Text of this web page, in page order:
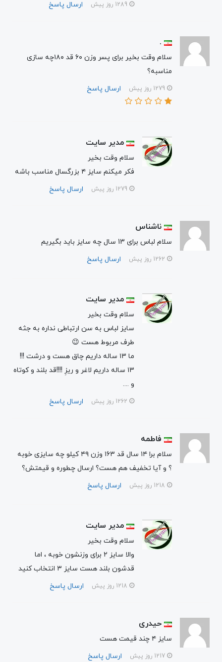
ارسال پاسخ
.
سلام وقت بخیر برای پسر وزن ۶۰ قد ۱۸۰چه سازی
مناسبه؟
ارسال پاسخ
مدیر سایت
سلام وقت بخیر
فکر میکنم سایز ۴ بزرگسال مناسب باشه
ارسال پاسخ
ناشناس
سلام لباس برای 13 سال چه سایز باید بگیریم
ارسال پاسخ
مدیر سایت
سلام وقت بخیر
سایز لباس به سن ارتباطی نداره به جثه
طرف مربوط هست 😉
ما ۱۳ ساله داریم چاق هست و درشت !!!
۱۳ ساله داریم لاغر و ریزِ !!!!قد بلند و کوتاه
و ....
ارسال پاسخ
فاطمه
سلام برا ۱۴ سال قد ۱۶۳ وزن ۴۹ کیلو چه سایزی خوبه
؟ و آیا تخفیف هم هست؟ ارسال چطوره و قیمتش؟
ارسال پاسخ
مدیر سایت
سلام وقت بخیر
والا سایز ۲ برای وزنشون خوبه ، اما
قدشون بلند هست سایز ۳ انتخاب کنید
ارسال پاسخ
حیدری
سایز ۴ چند قیمت هست
ارسال پاسخ